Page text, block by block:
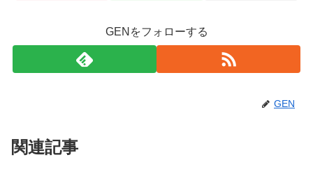
GENをフォローする
GEN
関連記事